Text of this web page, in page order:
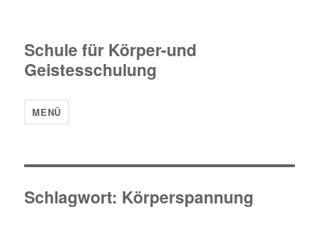
Schule für Körper-und
Geistesschulung
MENÜ
Schlagwort: Körperspannung